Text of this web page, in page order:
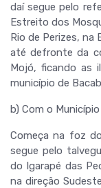
daí segue pelo
Estreito dos
Rio de Perizes, na
até defronte da
Mojó, ficando as
município de
b) Com o Município
Começa na foz
segue pelo
do Igarapé das
na direção